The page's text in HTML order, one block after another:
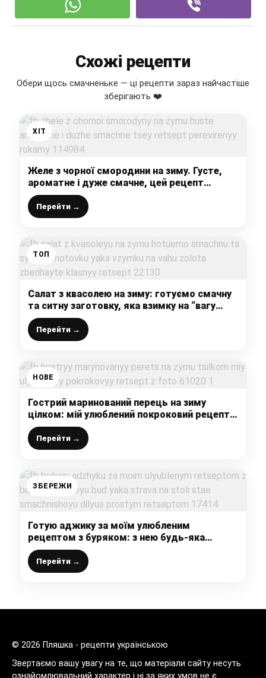
Схожі рецепти
Обери щось смачненьке — ці рецепти зараз найчастіше
зберігають ❤️
ХІТ
Желе з чорної смородини на зиму. Густе,
ароматне і дуже смачне, цей рецепт
перевірений роками
Перейти →
ТОП
Салат з квасолею на зиму: готуємо смачну
та ситну заготовку, яка взимку на “вагу
золота”, зберігайте класний рецепт
Перейти →
НОВЕ
Гострий маринований перець на зиму
цілком: мій улюблений покроковий рецепт з
фото
Перейти →
ЗБЕРЕЖИ
Готую аджику за моїм улюбленим
рецептом з буряком: з нею будь-яка
страва на столі стає смачнішою, ділюсь
простим рецептом
Перейти →
© 2026 Пляшка - рецепти українською
Звертаємо вашу увагу на те, що матеріали сайту несуть
ознайомлювальний характер і ні за яких умов не є